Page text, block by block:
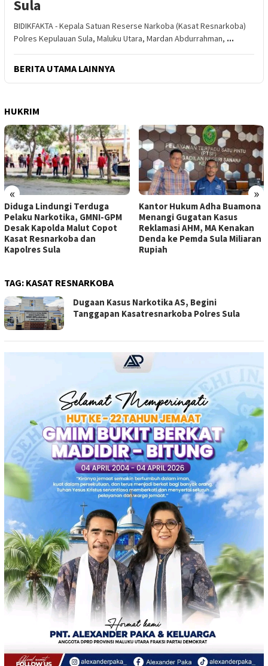
Sula
BIDIKFAKTA - Kepala Satuan Reserse Narkoba (Kasat Resnarkoba)
Polres Kepulauan Sula, Maluku Utara, Mardan Abdurrahman, ...
BERITA UTAMA LAINNYA
HUKRIM
« »
Diduga Lindungi Terduga
Pelaku Narkotika, GMNI-GPM
Desak Kapolda Malut Copot
Kasat Resnarkoba dan
Kapolres Sula
Kantor Hukum Adha Buamona
Menangi Gugatan Kasus
Reklamasi AHM, MA Kenakan
Denda ke Pemda Sula Miliaran
Rupiah
TAG: KASAT RESNARKOBA
Dugaan Kasus Narkotika AS, Begini
Tanggapan Kasatresnarkoba Polres Sula